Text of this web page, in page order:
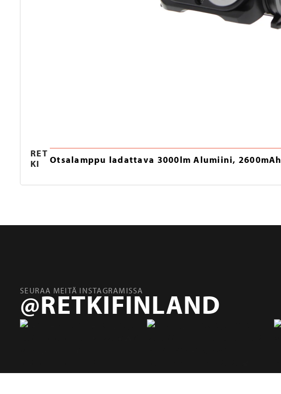
RET
KI
Otsalamppu ladattava 3000lm Alumiini, 2600mAh
SEURAA MEITÄ INSTAGRAMISSA
@RETKIFINLAND